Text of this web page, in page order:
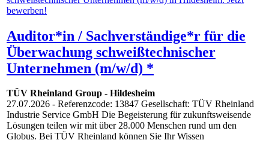
Auditor*in / Sachverständige*r für die
Überwachung schweißtechnischer
Unternehmen (m/w/d) *
TÜV Rheinland Group - Hildesheim
27.07.2026 - Referenzcode: 13847 Gesellschaft: TÜV Rheinland
Industrie Service GmbH Die Begeisterung für zukunftsweisende
Lösungen teilen wir mit über 28.000 Menschen rund um den
Globus. Bei TÜV Rheinland können Sie Ihr Wissen